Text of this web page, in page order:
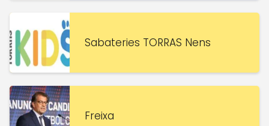
Sabateries TORRAS Nens
Freixa